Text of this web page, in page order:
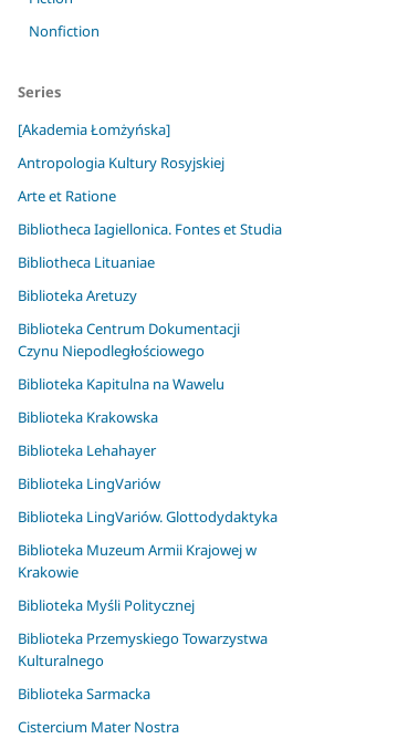
Nonfiction
Series
[Akademia Łomżyńska]
Antropologia Kultury Rosyjskiej
Arte et Ratione
Bibliotheca Iagiellonica. Fontes et Studia
Bibliotheca Lituaniae
Biblioteka Aretuzy
Biblioteka Centrum Dokumentacji
Czynu Niepodległościowego
Biblioteka Kapitulna na Wawelu
Biblioteka Krakowska
Biblioteka Lehahayer
Biblioteka LingVariów
Biblioteka LingVariów. Glottodydaktyka
Biblioteka Muzeum Armii Krajowej w
Krakowie
Biblioteka Myśli Politycznej
Biblioteka Przemyskiego Towarzystwa
Kulturalnego
Biblioteka Sarmacka
Cistercium Mater Nostra